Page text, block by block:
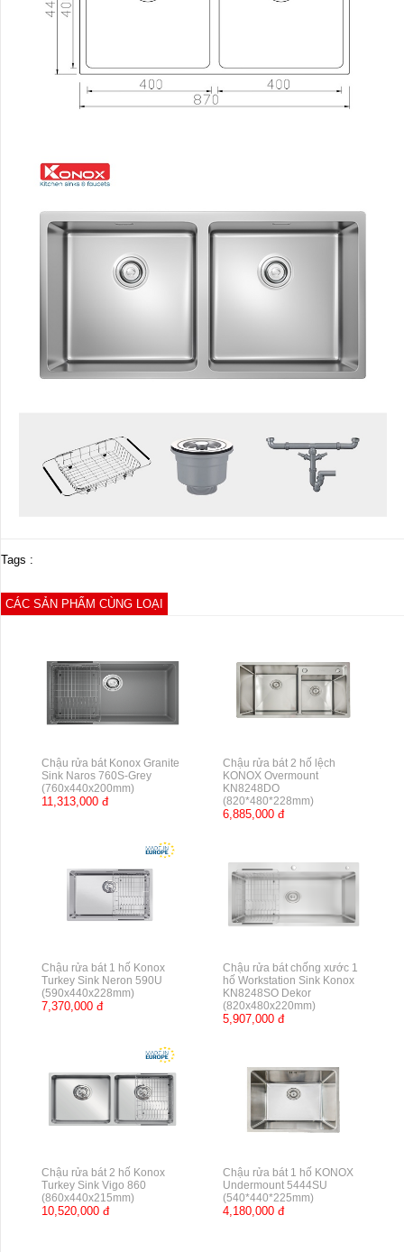
Tags :
CÁC SẢN PHẨM CÙNG LOẠI
Chậu rửa bát Konox Granite
Sink Naros 760S-Grey
(760x440x200mm)
11,313,000 đ
Chậu rửa bát 2 hố lệch
KONOX Overmount
KN8248DO
(820*480*228mm)
6,885,000 đ
Chậu rửa bát 1 hố Konox
Turkey Sink Neron 590U
(590x440x228mm)
7,370,000 đ
Chậu rửa bát chống xước 1
hố Workstation Sink Konox
KN8248SO Dekor
(820x480x220mm)
5,907,000 đ
Chậu rửa bát 2 hố Konox
Turkey Sink Vigo 860
(860x440x215mm)
10,520,000 đ
Chậu rửa bát 1 hố KONOX
Undermount 5444SU
(540*440*225mm)
4,180,000 đ